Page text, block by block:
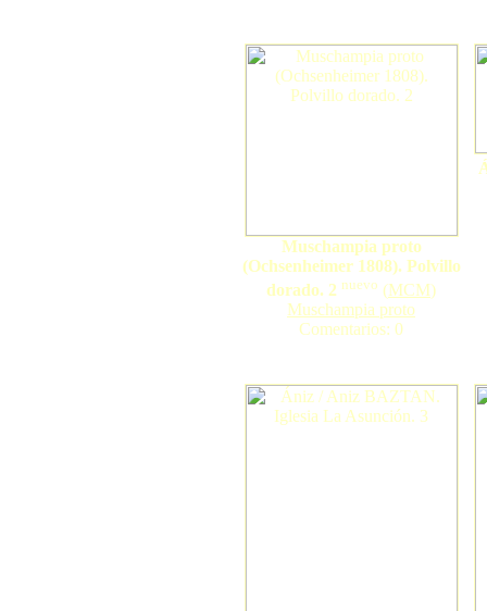
Muschampia proto
(Ochsenheimer 1808). Polvillo
dorado. 2 nuevo (MCM)
Muschampia proto
Comentarios: 0